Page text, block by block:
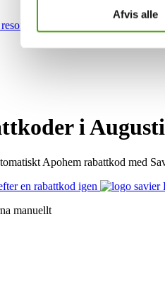
Afvis alle
i
Apohem rabattkod med
en rabattkod igen
manuellt